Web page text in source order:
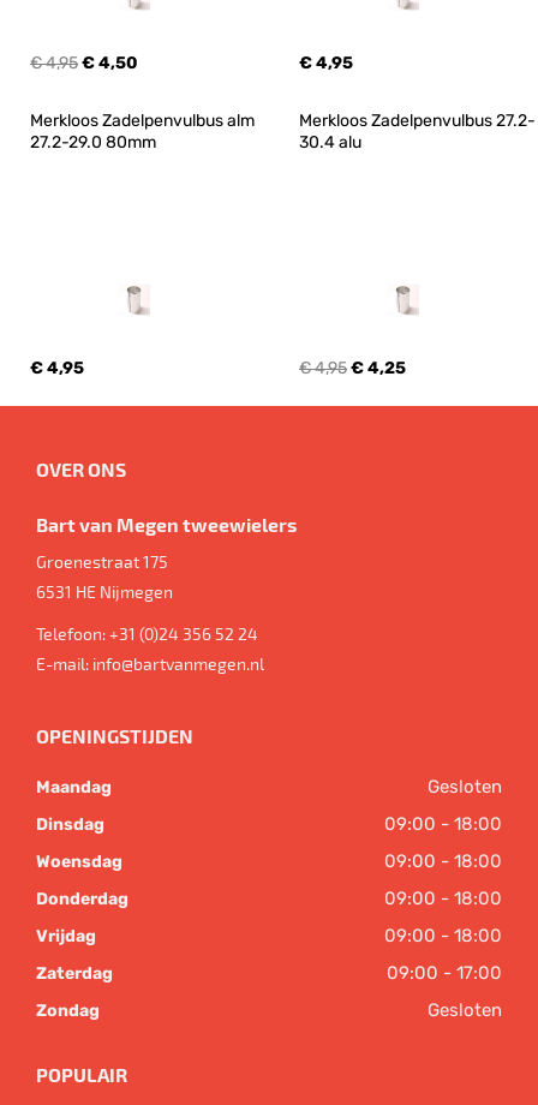
€ 4,95€ 4,50 € 4,95
Merkloos Zadelpenvulbus alm
27.2-29.0 80mm
€ 4,95
Merkloos Zadelpenvulbus 27.2-
30.4 alu
€ 4,95€ 4,25
OVER ONS
Bart van Megen tweewielers
Groenestraat 175
6531 HE Nijmegen
Telefoon:+31 (0)24 356 52 24
E-mail: info@bartvanmegen.nl
OPENINGSTIJDEN
Maandag Gesloten
Dinsdag 09:00 - 18:00
Woensdag 09:00 - 18:00
Donderdag 09:00 - 18:00
Vrijdag 09:00 - 18:00
Zaterdag 09:00 - 17:00
Zondag Gesloten
POPULAIR